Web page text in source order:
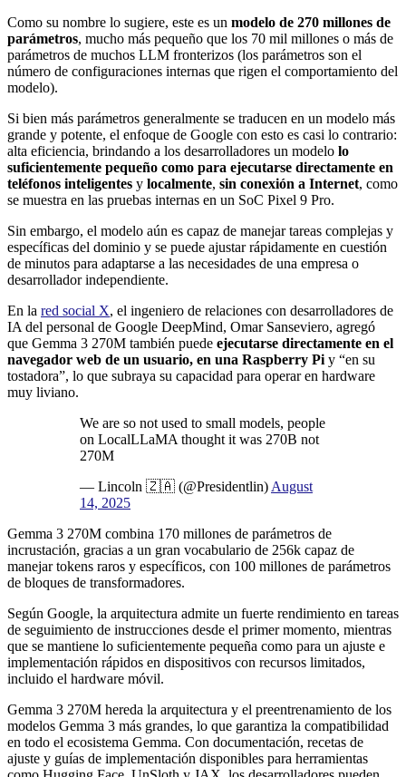
Como su nombre lo sugiere, este es un modelo de 270 millones de
parámetros, mucho más pequeño que los 70 mil millones o más de
parámetros de muchos LLM fronterizos (los parámetros son el
número de configuraciones internas que rigen el comportamiento del
modelo).
Si bien más parámetros generalmente se traducen en un modelo más
grande y potente, el enfoque de Google con esto es casi lo contrario:
alta eficiencia, brindando a los desarrolladores un modelo lo
suficientemente pequeño como para ejecutarse directamente en
teléfonos inteligentes y localmente, sin conexión a Internet, como
se muestra en las pruebas internas en un SoC Pixel 9 Pro.
Sin embargo, el modelo aún es capaz de manejar tareas complejas y
específicas del dominio y se puede ajustar rápidamente en cuestión
de minutos para adaptarse a las necesidades de una empresa o
desarrollador independiente.
En la red social X, el ingeniero de relaciones con desarrolladores de
IA del personal de Google DeepMind, Omar Sanseviero, agregó
que Gemma 3 270M también puede ejecutarse directamente en el
navegador web de un usuario, en una Raspberry Pi y “en su
tostadora”, lo que subraya su capacidad para operar en hardware
muy liviano.
We are so not used to small models, people
on LocalLLaMA thought it was 270B not
270M
— Lincoln 🇿🇦 (@Presidentlin) August
14, 2025
Gemma 3 270M combina 170 millones de parámetros de
incrustación, gracias a un gran vocabulario de 256k capaz de
manejar tokens raros y específicos, con 100 millones de parámetros
de bloques de transformadores.
Según Google, la arquitectura admite un fuerte rendimiento en tareas
de seguimiento de instrucciones desde el primer momento, mientras
que se mantiene lo suficientemente pequeña como para un ajuste e
implementación rápidos en dispositivos con recursos limitados,
incluido el hardware móvil.
Gemma 3 270M hereda la arquitectura y el preentrenamiento de los
modelos Gemma 3 más grandes, lo que garantiza la compatibilidad
en todo el ecosistema Gemma. Con documentación, recetas de
ajuste y guías de implementación disponibles para herramientas